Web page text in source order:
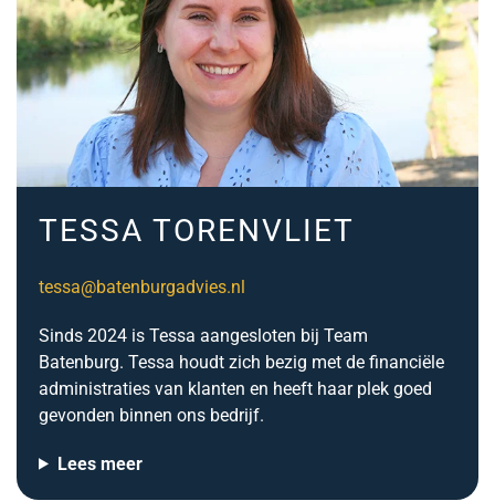
TESSA TORENVLIET
tessa@batenburgadvies.nl
Sinds 2024 is Tessa aangesloten bij Team
Batenburg. Tessa houdt zich bezig met de financiële
administraties van klanten en heeft haar plek goed
gevonden binnen ons bedrijf.
Lees meer